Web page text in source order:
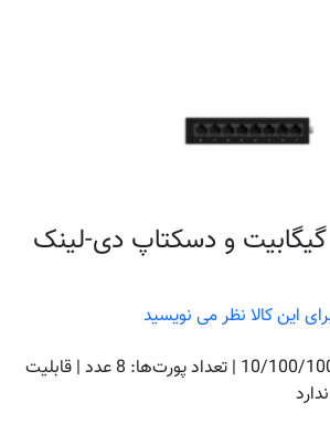
پورت گیگابیت و دسکتاپ دی-لینک
این کالا نظر می نویسید
نوع سوئیچ: 10/100/1000Mbp/s | تعداد پورت‌ها: 8 عدد | قابلیت